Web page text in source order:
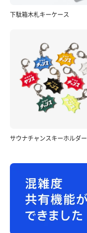
下駄箱木札キーケース
サウナチャンスキーホルダー